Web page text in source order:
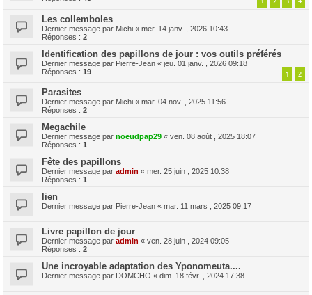
r
Les collemboles
Dernier message par Michi « mer. 14 janv. , 2026 10:43
Réponses : 2
Identification des papillons de jour : vos outils préférés
Dernier message par Pierre-Jean « jeu. 01 janv. , 2026 09:18
Réponses : 19 1 2
Parasites
Dernier message par Michi « mar. 04 nov. , 2025 11:56
Réponses : 2
Megachile
Dernier message par noeudpap29 « ven. 08 août , 2025 18:07
Réponses : 1
Fête des papillons
Dernier message par admin « mer. 25 juin , 2025 10:38
Réponses : 1
lien
Dernier message par Pierre-Jean « mar. 11 mars , 2025 09:17
Livre papillon de jour
Dernier message par admin « ven. 28 juin , 2024 09:05
Réponses : 2
Une incroyable adaptation des Yponomeuta....
Dernier message par DOMCHO « dim. 18 févr. , 2024 17:38